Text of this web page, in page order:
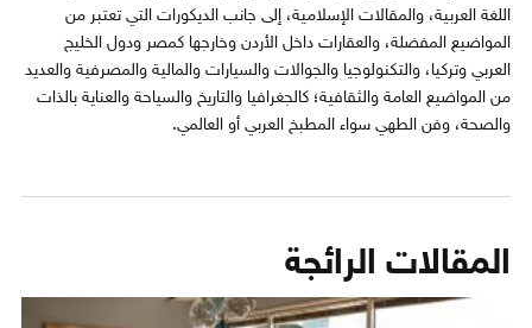
اللغة العربية، والمقالات الإسلامية، إلى جانب الديكورات التي تعتبر من
المواضيع المفضلة، والعقارات داخل الأردن وخارجها كمصر ودول الخليج
العربي وتركيا، والتكنولوجيا والجوالات والسيارات والمالية والمصرفية والعديد
من المواضيع العامة والثقافية؛ كالجغرافيا والتاريخ والسياحة والعناية بالذات
والصحة، وفن الطهي سواء المطبخ العربي أو العالمي.
المقالات الرائجة